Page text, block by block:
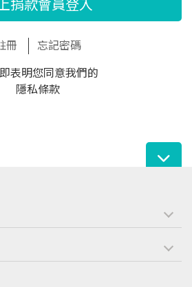
捐款會員登入
冊 忘記密碼
表明您同意我們的
隱私條款